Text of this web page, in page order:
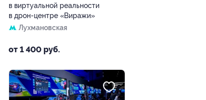
в виртуальной реальности
в дрон-центре «Виражи»
Лухмановская
от 1 400 руб.